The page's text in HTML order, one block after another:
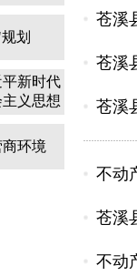
划
新时代
义思想
环境
苍溪
苍溪
苍溪
不动
苍溪
不动